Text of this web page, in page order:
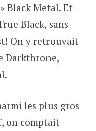
Black Metal. Et
Black, sans
On y retrouvait
Darkthrone,
les plus gros
on comptait